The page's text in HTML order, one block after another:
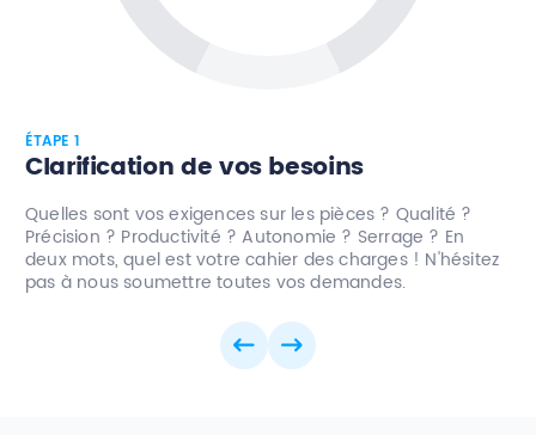
ÉTAPE 1
Clarification de vos besoins
Quelles sont vos exigences sur les pièces ? Qualité ?
Précision ? Productivité ? Autonomie ? Serrage ? En
deux mots, quel est votre cahier des charges ! N'hésitez
pas à nous soumettre toutes vos demandes.